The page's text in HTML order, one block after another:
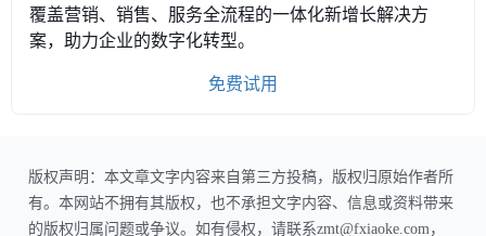
覆盖营销、销售、服务全流程的一体化新增长解决方
案，助力企业的数字化转型。
免费试用
版权声明：本文章文字内容来自第三方投稿，版权归原始作者所
有。本网站不拥有其版权，也不承担文字内容、信息或资料带来
的版权归属问题或争议。如有侵权，请联系zmt@fxiaoke.com，